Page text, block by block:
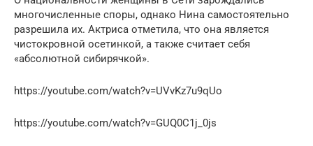
многочисленные споры, однако Нина самостоятельно
разрешила их. Актриса отметила, что она является
чистокровной осетинкой, а также считает себя
«абсолютной сибирячкой».
https://youtube.com/watch?v=UVvKz7u9qUo
https://youtube.com/watch?v=GUQ0C1j_0js